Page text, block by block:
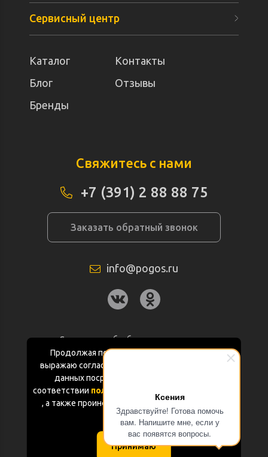
Ксения
Здравствуйте! Готова помочь
вам. Напишите мне, если у
вас появятся вопросы.
Продолжая пользоваться данным сайтом
выражаю согласие на обработку персональных
данных посредством Яндекс.Метрика в
соответствии политикой конфиденциальности
, а также проинформирован об использовании
Cookie-файлов
Принимаю
Сервисный центр
Каталог
Контакты
Блог
Отзывы
Бренды
Свяжитесь с нами
+7 (391) 2 88 88 75
Заказать обратный звонок
info@pogos.ru
Согласие на обработку персональных
данных
Политика конфиденциальности
Документация
Карта сайта